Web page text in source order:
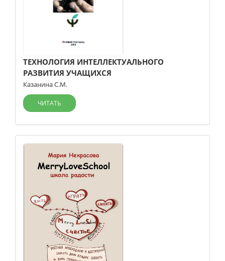
ТЕХНОЛОГИЯ ИНТЕЛЛЕКТУАЛЬНОГО
РАЗВИТИЯ УЧАЩИХСЯ
Казанина С.М.
ЧИТАТЬ